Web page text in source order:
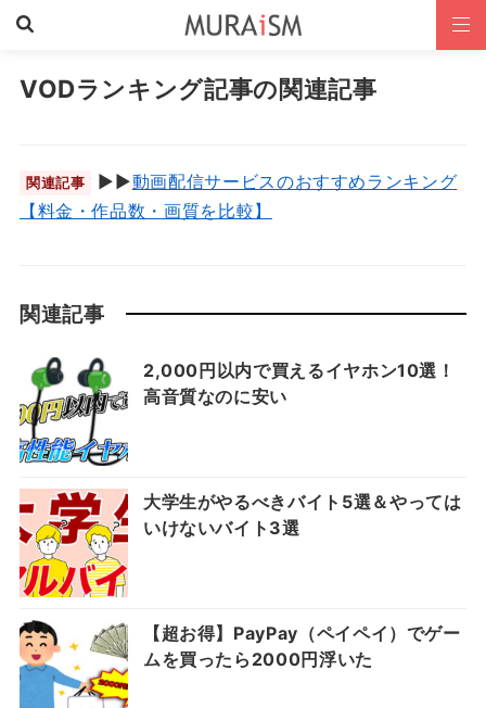
VODランキング記事の関連記事
関連記事 ▶︎▶︎動画配信サービスのおすすめランキング
【料金・作品数・画質を比較】
関連記事
2,000円以内で買えるイヤホン10選！
高音質なのに安い
大学生がやるべきバイト5選＆やっては
いけないバイト3選
【超お得】PayPay（ペイペイ）でゲー
ムを買ったら2000円浮いた